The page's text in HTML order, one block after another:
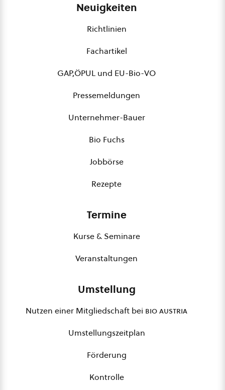
Neuigkeiten
Richtlinien
Fachartikel
GAP,ÖPUL und EU-Bio-VO
Pressemeldungen
Unternehmer-Bauer
Bio Fuchs
Jobbörse
Rezepte
Termine
Kurse & Seminare
Veranstaltungen
Umstellung
Nutzen einer Mitgliedschaft bei bio austria
Umstellungszeitplan
Förderung
Kontrolle